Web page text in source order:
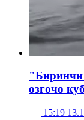
өзгөчө
15:19